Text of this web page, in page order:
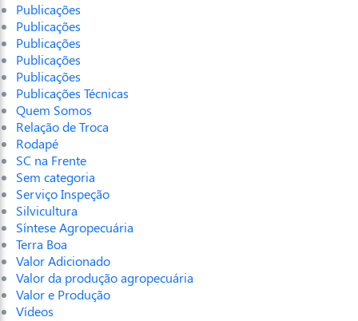
Publicações
Publicações
Publicações
Publicações
Publicações
Publicações Técnicas
Quem Somos
Relação de Troca
Rodapé
SC na Frente
Sem categoria
Serviço Inspeção
Silvicultura
Síntese Agropecuária
Terra Boa
Valor Adicionado
Valor da produção agropecuária
Valor e Produção
Vídeos